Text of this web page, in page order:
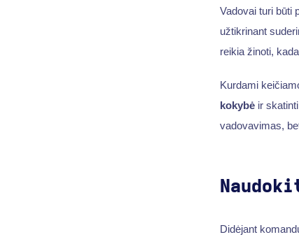
Vadovai turi būti
užtikrinant
reikia žinoti,
Kurdami
kokybėir skatinti
vadovavimas,
Didėjant